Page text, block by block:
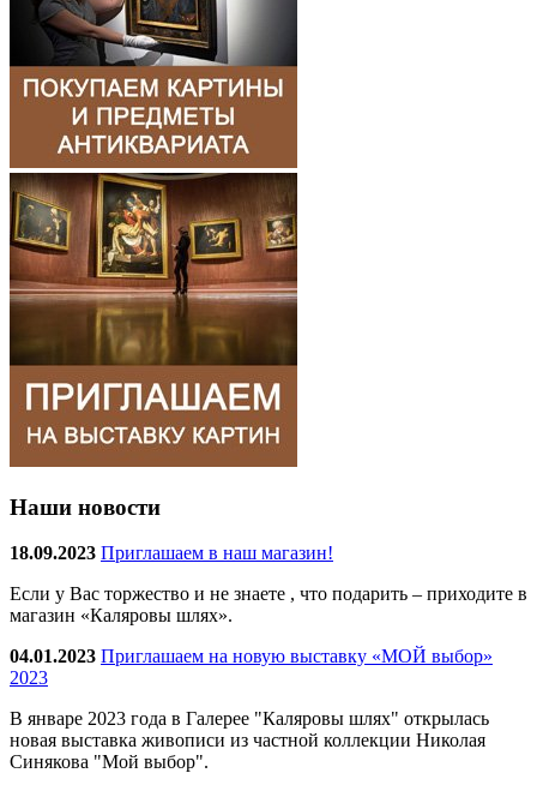
Наши новости
18.09.2023 Приглашаем в наш магазин!
Если у Вас торжество и не знаете , что подарить – приходите в
магазин «Каляровы шлях».
04.01.2023 Приглашаем на новую выставку «МОЙ выбор»
2023
В январе 2023 года в Галерее "Каляровы шлях" открылась
новая выставка живописи из частной коллекции Николая
Синякова "Мой выбор".